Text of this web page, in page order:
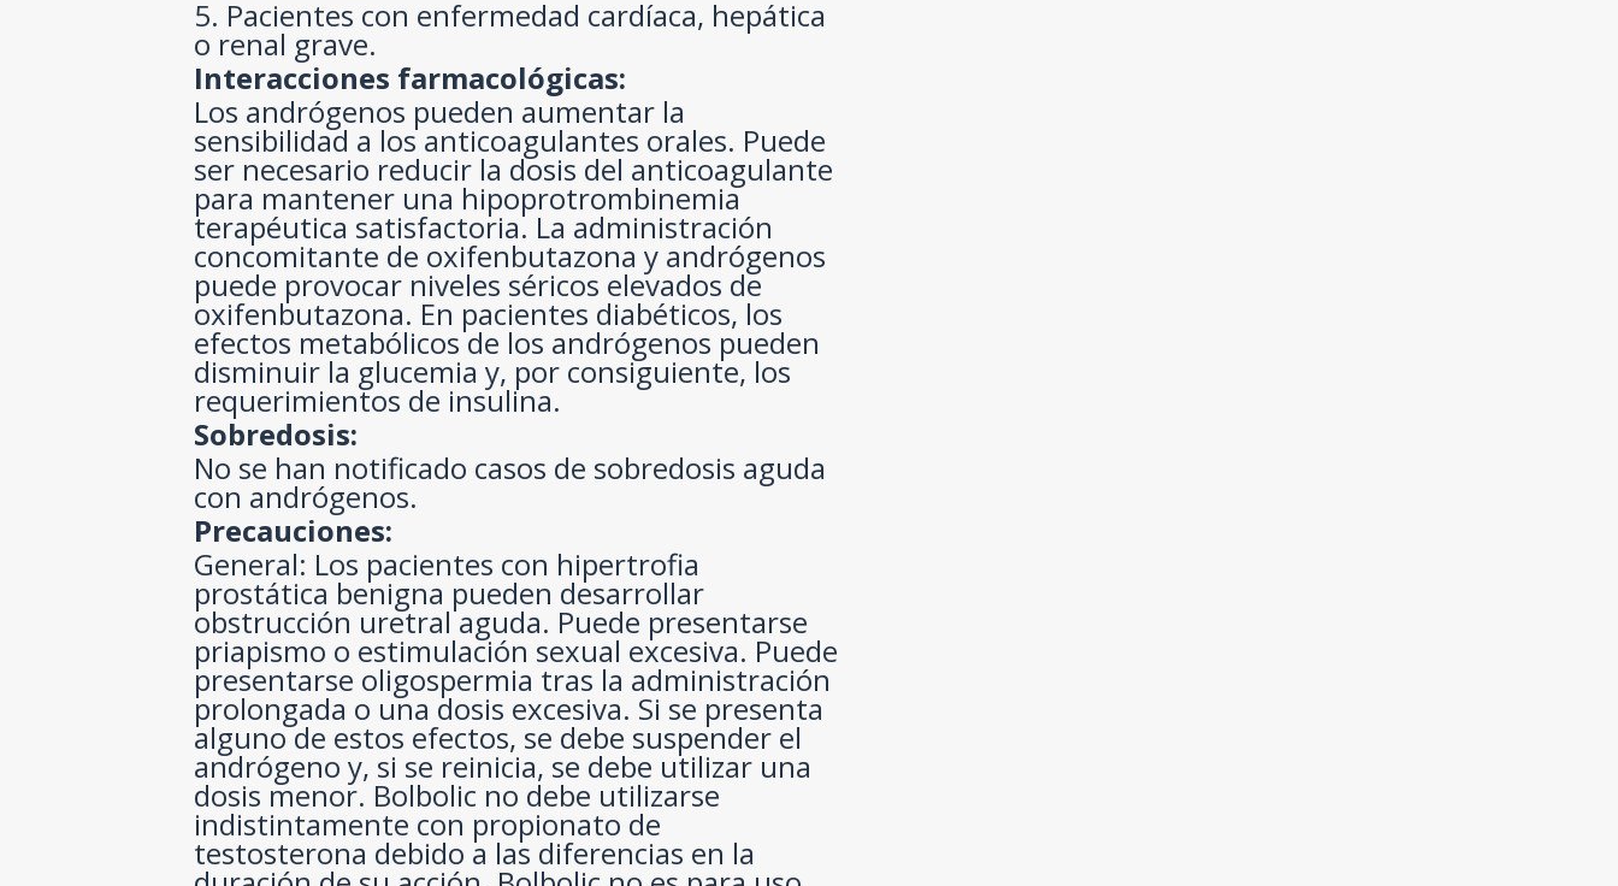
5. Pacientes con enfermedad cardíaca, hepática
o renal grave.
Interacciones farmacológicas:
Los andrógenos pueden aumentar la
sensibilidad a los anticoagulantes orales. Puede
ser necesario reducir la dosis del anticoagulante
para mantener una hipoprotrombinemia
terapéutica satisfactoria. La administración
concomitante de oxifenbutazona y andrógenos
puede provocar niveles séricos elevados de
oxifenbutazona. En pacientes diabéticos, los
efectos metabólicos de los andrógenos pueden
disminuir la glucemia y, por consiguiente, los
requerimientos de insulina.
Sobredosis:
No se han notificado casos de sobredosis aguda
con andrógenos.
Precauciones:
General: Los pacientes con hipertrofia
prostática benigna pueden desarrollar
obstrucción uretral aguda. Puede presentarse
priapismo o estimulación sexual excesiva. Puede
presentarse oligospermia tras la administración
prolongada o una dosis excesiva. Si se presenta
alguno de estos efectos, se debe suspender el
andrógeno y, si se reinicia, se debe utilizar una
dosis menor. Bolbolic no debe utilizarse
indistintamente con propionato de
testosterona debido a las diferencias en la